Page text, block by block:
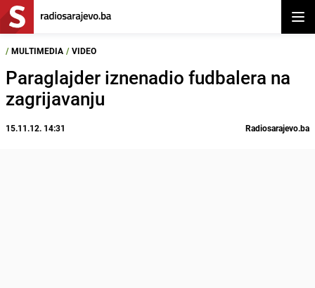
/ MULTIMEDIA / VIDEO
Paraglajder iznenadio fudbalera na
zagrijavanju
15.11.12. 14:31 Radiosarajevo.ba